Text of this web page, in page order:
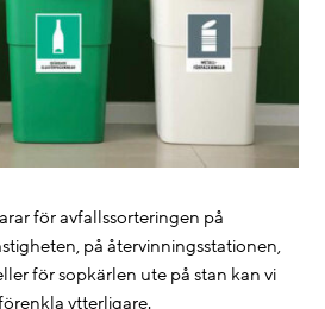
för avfallssorteringen på
på återvinningsstationen,
för sopkärlen ute på stan kan vi
ytterligare.